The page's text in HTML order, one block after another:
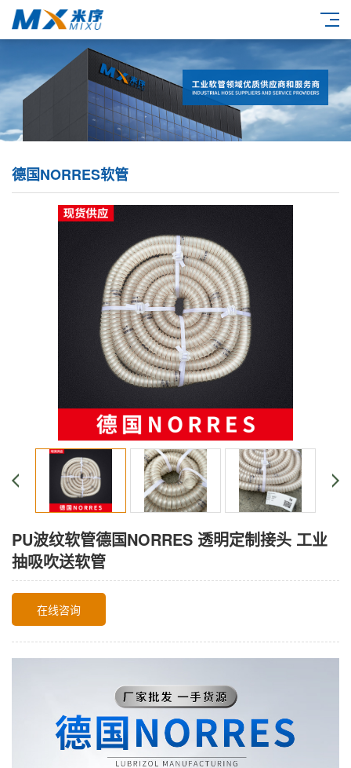
德国NORRES软管
PU波纹软管德国NORRES 透明定制接头 工业
抽吸吹送软管
在线咨询